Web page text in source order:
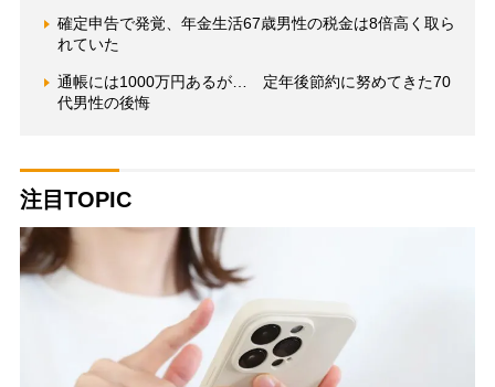
確定申告で発覚、年金生活67歳男性の税金は8倍高く取ら
れていた
通帳には1000万円あるが… 定年後節約に努めてきた70
代男性の後悔
注目TOPIC